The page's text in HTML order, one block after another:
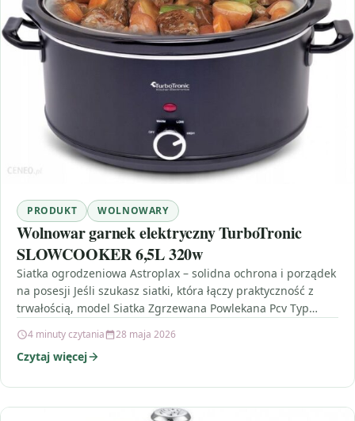
PRODUKT WOLNOWARY
Wolnowar garnek elektryczny TurboTronic
SLOWCOOKER 6,5L 320w
Siatka ogrodzeniowa Astroplax – solidna ochrona i porządek
na posesji Jeśli szukasz siatki, która łączy praktyczność z
trwałością, model Siatka Zgrzewana Powlekana Pcv Typ…
4 minuty czytania 28 maja 2026
Czytaj więcej